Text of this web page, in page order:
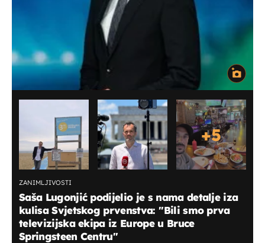
+5
ZANIMLJIVOSTI
Saša Lugonjić podijelio je s nama detalje iza
kulisa Svjetskog prvenstva: ''Bili smo prva
televizijska ekipa iz Europe u Bruce
Springsteen Centru"